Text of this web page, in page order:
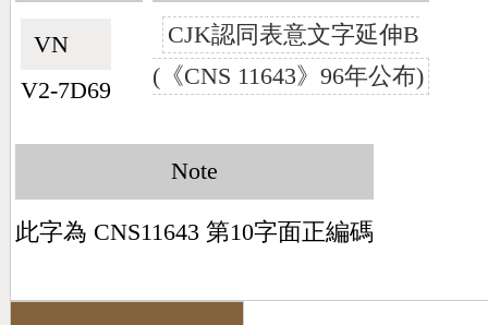
VN🇻🇳
V2-7D69
CJK認同表意文字延伸B
(《CNS 11643》96年公布)
Note
此字為 CNS11643 第10字面正編碼